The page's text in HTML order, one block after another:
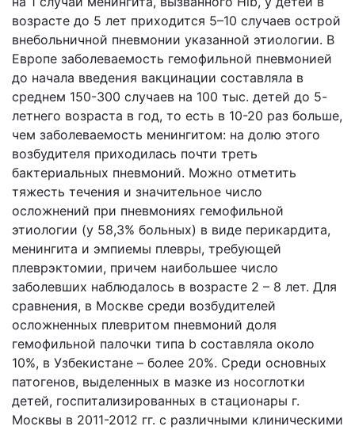
возрасте до 5 лет приходится 5–10 случаев острой
внебольничной пневмонии указанной этиологии. В
Европе заболеваемость гемофильной пневмонией
до начала введения вакцинации составляла в
среднем 150-300 случаев на 100 тыс. детей до 5-
летнего возраста в год, то есть в 10-20 раз больше,
чем заболеваемость менингитом: на долю этого
возбудителя приходилась почти треть
бактериальных пневмоний. Можно отметить
тяжесть течения и значительное число
осложнений при пневмониях гемофильной
этиологии (у 58,3% больных) в виде перикардита,
менингита и эмпиемы плевры, требующей
плеврэктомии, причем наибольшее число
заболевших наблюдалось в возрасте 2 – 8 лет. Для
сравнения, в Москве среди возбудителей
осложненных плевритом пневмоний доля
гемофильной палочки типа b составляла около
10%, в Узбекистане – более 20%. Среди основных
патогенов, выделенных в мазке из носоглотки
детей, госпитализированных в стационары г.
Москвы в 2011-2012 гг. с различными клиническими